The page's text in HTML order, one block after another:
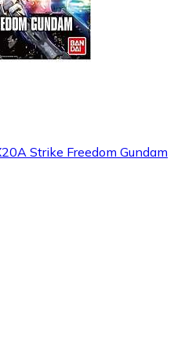
Strike Freedom Gundam